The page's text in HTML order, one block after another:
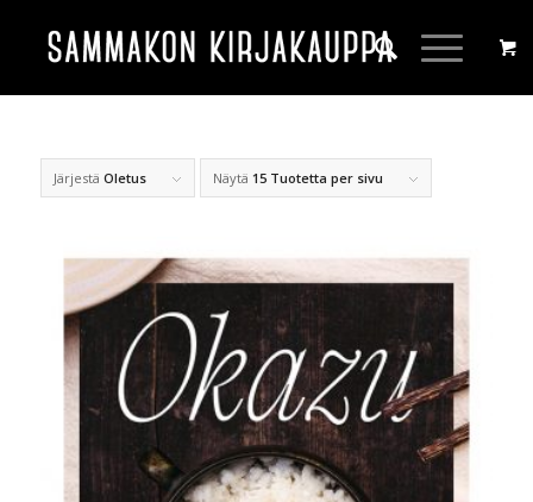
Järjestä Oletus Näytä 15 Tuotetta per sivu